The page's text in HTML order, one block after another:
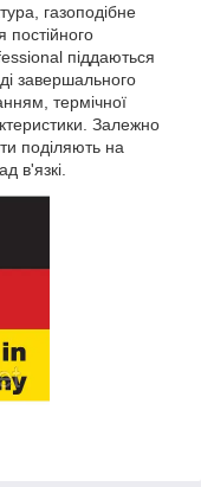
газоподібне
піддаються
завершального
термічної
Залежно
поділяють на
в'язкі.